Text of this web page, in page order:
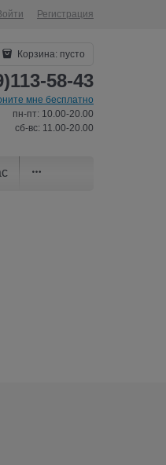
Регистрация
Корзина: пусто
58-43
мне бесплатно
пн-пт: 10.00-20.00
сб-вс: 11.00-20.00